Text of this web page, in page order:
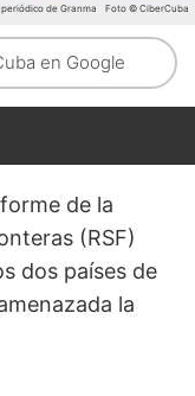
de Granma Foto © CiberCuba
en Google
de la
(RSF)
dos países de
la